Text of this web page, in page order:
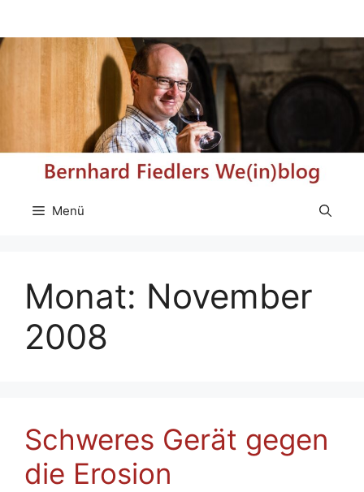
springen
Menü
Monat: November
2008
Schweres Gerät gegen
die Erosion